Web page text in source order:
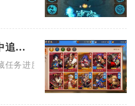
如何在少年三国志2中追踪隐藏任务的进度
任务进度，核心是依托列传界面